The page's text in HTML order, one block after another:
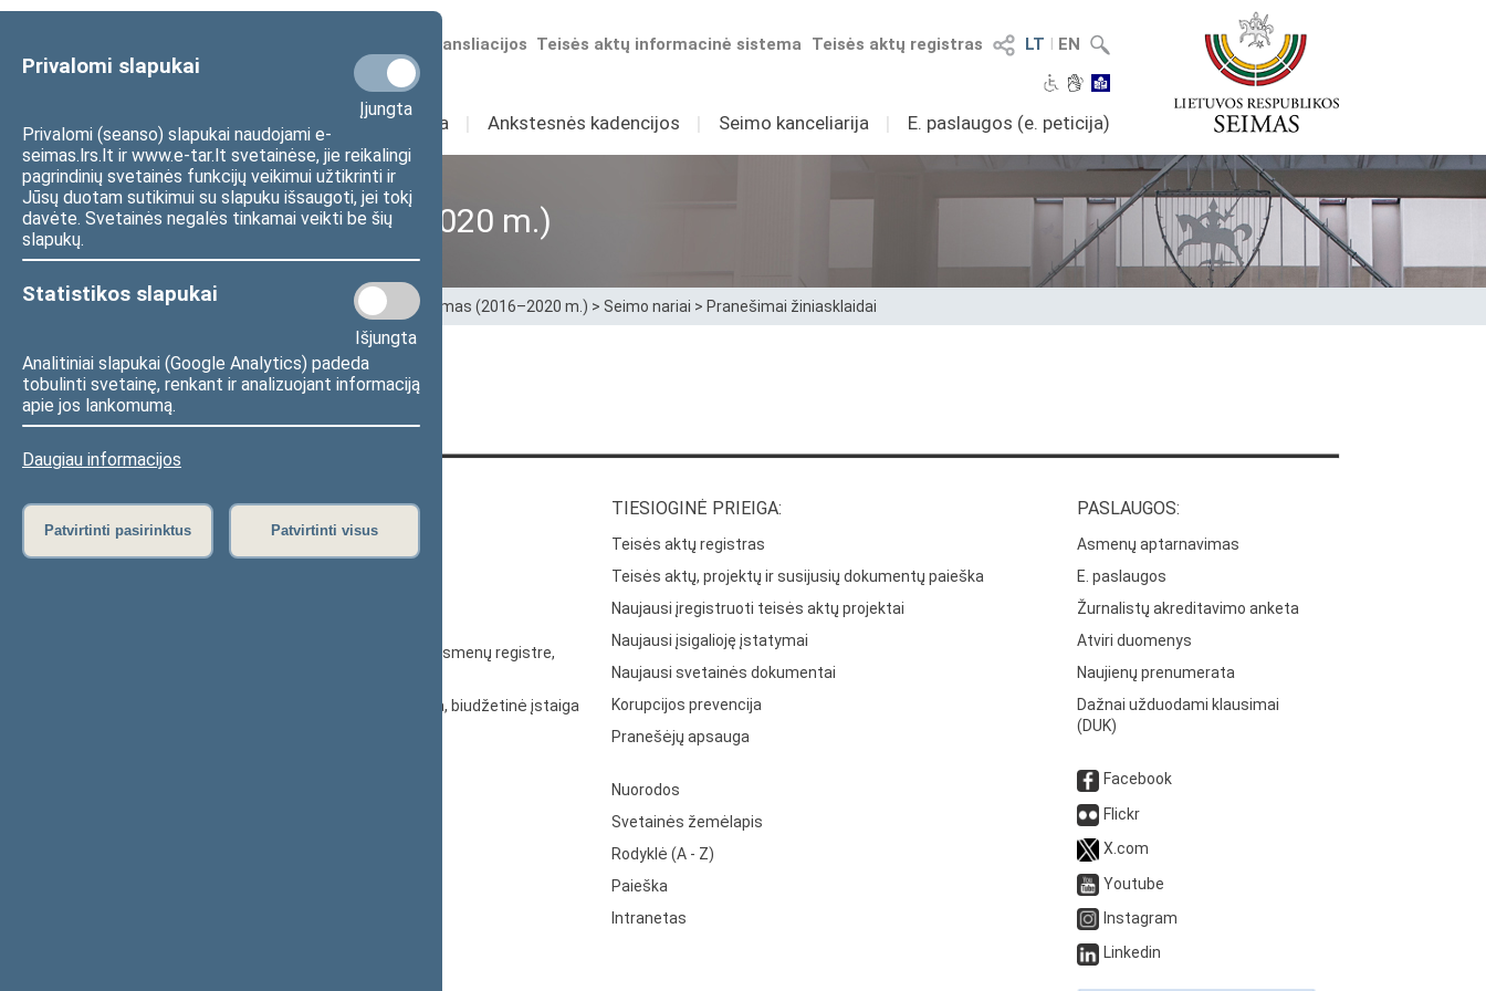
Privalomi slapukai
Įjungta
Privalomi (seanso) slapukai naudojami e-
seimas.lrs.lt ir www.e-tar.lt svetainėse, jie reikalingi
pagrindinių svetainės funkcijų veikimui užtikrinti ir
Jūsų duotam sutikimui su slapuku išsaugoti, jei tokį
davėte. Svetainės negalės tinkamai veikti be šių
slapukų.
Statistikos slapukai
Išjungta
Analitiniai slapukai (Google Analytics) padeda
tobulinti svetainę, renkant ir analizuojant informaciją
apie jos lankomumą.
Daugiau informacijos
Patvirtinti pasirinktus Patvirtinti visus
LT I EN
Teisės aktų registras
Teisės aktų informacinė sistema
Numatomos transliacijos
Sudėtis Veikla I Ankstesnės kadencijos I Seimo kanceliarija I E. paslaugos (e. peticija)
XII Seimas (2016–2020 m.)
Pradžia>Ankstesnės kadencijos > XII Seimas (2016–2020 m.) > Seimo nariai > Pranešimai žiniasklaidai
Puslapis nerastas
KONTAKTAI:
Lietuva
Duomenys kaupiami ir saugomi Juridinių asmenų registre,
© Lietuvos Respublikos Seimo kanceliarija, biudžetinė įstaiga
TIESIOGINĖ PRIEIGA:
Teisės aktų registras
Teisės aktų, projektų ir susijusių dokumentų paieška
Naujausi įregistruoti teisės aktų projektai
Naujausi įsigalioję įstatymai
Naujausi svetainės dokumentai
Korupcijos prevencija
Pranešėjų apsauga
Nuorodos
Svetainės žemėlapis
Rodyklė (A - Z)
Paieška
Intranetas
PASLAUGOS:
Asmenų aptarnavimas
E. paslaugos
Žurnalistų akreditavimo anketa
Atviri duomenys
Naujienų prenumerata
Dažnai užduodami klausimai
(DUK)
Facebook
Flickr
X.com
Youtube
Instagram
Linkedin